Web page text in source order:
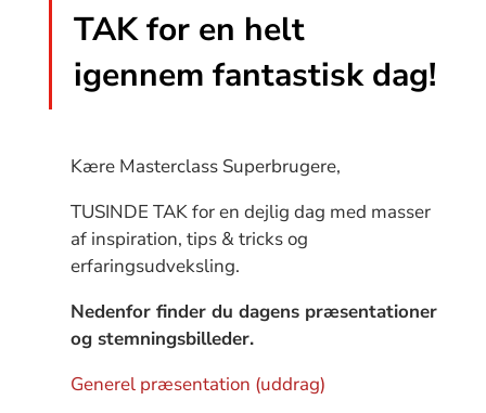
TAK for en helt
igennem fantastisk dag!
Kære Masterclass Superbrugere,
TUSINDE TAK for en dejlig dag med masser
af inspiration, tips & tricks og
erfaringsudveksling.
Nedenfor finder du dagens præsentationer
og stemningsbilleder.
Generel præsentation (uddrag)